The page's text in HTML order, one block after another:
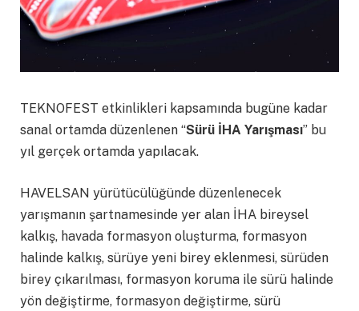
TEKNOFEST etkinlikleri kapsamında bugüne kadar
sanal ortamda düzenlenen “Sürü İHA Yarışması” bu
yıl gerçek ortamda yapılacak.
HAVELSAN yürütücülüğünde düzenlenecek
yarışmanın şartnamesinde yer alan İHA bireysel
kalkış, havada formasyon oluşturma, formasyon
halinde kalkış, sürüye yeni birey eklenmesi, sürüden
birey çıkarılması, formasyon koruma ile sürü halinde
yön değiştirme, formasyon değiştirme, sürü